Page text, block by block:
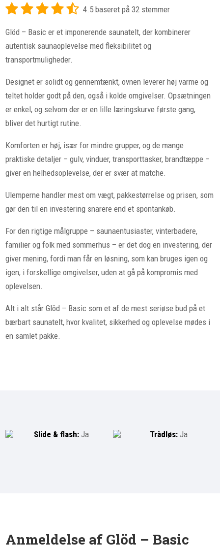
4.5 baseret på 32 stemmer
Glöd – Basic er et imponerende saunatelt, der kombinerer
autentisk saunaoplevelse med fleksibilitet og
transportmuligheder.
Designet er solidt og gennemtænkt, ovnen leverer høj varme og
teltet holder godt på den, også i kolde omgivelser. Opsætningen
er enkel, og selvom der er en lille læringskurve første gang,
bliver det hurtigt rutine.
Komforten er høj, især for mindre grupper, og de mange
praktiske detaljer – gulv, vinduer, transporttasker, brandtæppe –
giver en helhedsoplevelse, der er svær at matche.
Ulemperne handler mest om vægt, pakkestørrelse og prisen, som
gør den til en investering snarere end et spontankøb.
For den rigtige målgruppe – saunaentusiaster, vinterbadere,
familier og folk med sommerhus – er det dog en investering, der
giver mening, fordi man får en løsning, som kan bruges igen og
igen, i forskellige omgivelser, uden at gå på kompromis med
oplevelsen.
Alt i alt står Glöd – Basic som et af de mest seriøse bud på et
bærbart saunatelt, hvor kvalitet, sikkerhed og oplevelse mødes i
en samlet pakke.
Slide & flash: Ja Trådløs: Ja
Anmeldelse af Glöd – Basic